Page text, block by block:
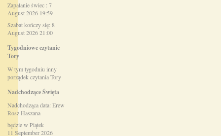
Zapalanie świec : 7
August 2026 19:59
Szabat kończy się: 8
August 2026 21:00
Tygodniowe czytanie
Tory
W tym tygodniu inny
porządek czytania Tory
Nadchodzące Święta
Nadchodząca data: Erew
Rosz Haszana
będzie w Piątek
11 September 2026